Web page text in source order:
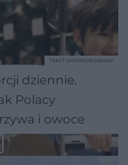
dziennie.
Polacy
i owoce
TEKST SPONSOROWANY